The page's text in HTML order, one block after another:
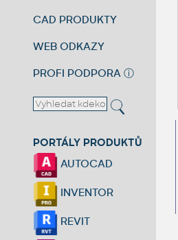
CAD PRODUKTY
WEB ODKAZY
PROFI PODPORA ⓘ
PORTÁLY PRODUKTŮ
AUTOCAD
INVENTOR
REVIT